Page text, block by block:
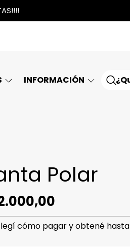
INFORMACIÓN
Polar
cómo pagar y obtené hasta